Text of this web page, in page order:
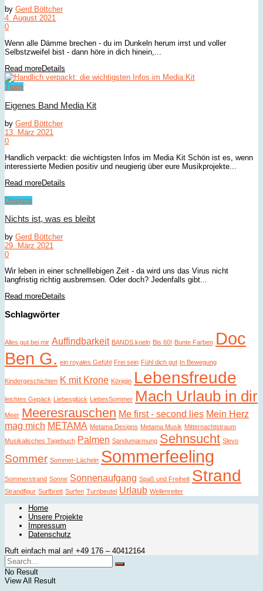
by Gerd Böttcher
4. August 2021
0
Wenn alle Dämme brechen - du im Dunkeln herum irrst und voller
Selbstzweifel bist - dann höre in dich hinein,...
Read moreDetails
Tipps
Eigenes Band Media Kit
by Gerd Böttcher
13. März 2021
0
Handlich verpackt: die wichtigsten Infos im Media Kit Schön ist es, wenn
interessierte Medien positiv und neugierig über eure Musikprojekte...
Read moreDetails
Designs
Nichts ist, was es bleibt
by Gerd Böttcher
29. März 2021
0
Wir leben in einer schnelllebigen Zeit - da wird uns das Virus nicht
langfristig richtig ausbremsen. Oder doch? Jedenfalls gibt...
Read moreDetails
Schlagwörter
Alles gut bei mir Auffindbarkeit BANDS.koeln Bis 60! Bunte Farben Doc
Ben G. ein royales Gefühl Frei sein Fühl dich gut In Bewegung
Kindergeschichten K mit Krone Königin Lebensfreude
leichtes Gepäck Liebesglück LiebesSommer Mach Urlaub in dir
Meer Meeresrauschen Me first - second lies Mein Herz
mag mich METAMA Metama Designs Metama Musik Mitternachtstraum
Musikalisches Tagebuch Palmen Sandumarmung Sehnsucht Slevo
Sommer Sommer-Lächeln Sommerfeeling
Sommerstrand Sonne Sonnenaufgang Spaß und Freiheit Strand
Strandfigur Surfbrett Surfen Turnbeutel Urlaub Wellenreiter
Home
Unsere Projekte
Impressum
Datenschutz
Ruft einfach mal an! +49 176 – 40412164
No Result
View All Result